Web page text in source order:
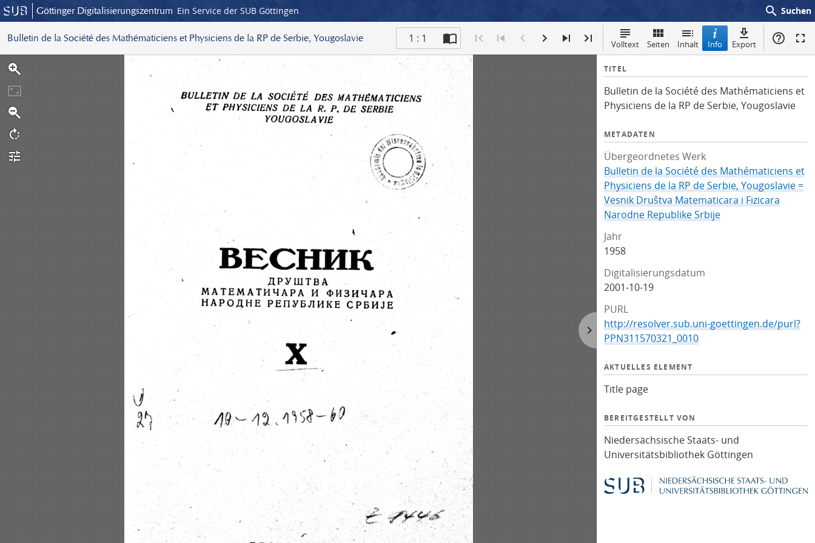
Göttinger Digitalisierungszentrum Ein Service der SUB Göttingen search Suchen
Bulletin de la Société des Mathématiciens et Physiciens de la RP de Serbie, Yougoslavie 1 : 1 Volltext Seiten Inhalt Info Export
I
f
o
TITEL
Bulletin de la Société des Mathématiciens et
Physiciens de la RP de Serbie, Yougoslavie
METADATEN
Übergeordnetes Werk
Bulletin de la Société des Mathématiciens et
Physiciens de la RP de Serbie, Yougoslavie =
Vesnik Društva Matematicara i Fizicara
Narodne Republike Srbije
Jahr
1958
Digitalisierungsdatum
2001-10-19
PURL
http://resolver.sub.uni-goettingen.de/purl?
PPN311570321_0010
AKTUELLES ELEMENT
Title page
BEREITGESTELLT VON
Niedersächsische Staats- und
Universitätsbibliothek Göttingen